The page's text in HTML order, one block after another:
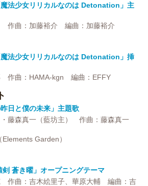
法少女リリカルなのは Detonation」主
作曲：加藤裕介 編曲：加藤裕介
法少女リリカルなのは Detonation」挿
作曲：HAMA-kgn 編曲：EFFY
日と僕の未来」主題歌
藤森真一（藍坊主） 作曲：藤森真一
Garden）
剣 蒼き曜」オープニングテーマ
作曲：吉木絵里子、華原大輔 編曲：吉